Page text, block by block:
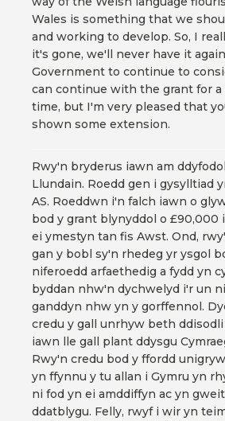
Wales is something that we
and working to develop. So, I
it's gone, we'll never have it
Government to continue to
can continue with the grant for
time, but I'm very pleased that
shown some extension.
Rwy'n bryderus iawn am
Llundain. Roedd gen i gysylltiad
AS. Roeddwn i'n falch iawn o
bod y grant blynyddol o £90,000
ei ymestyn tan fis Awst. Ond,
gan y bobl sy'n rhedeg yr ysgol
niferoedd arfaethedig a fydd yn
byddan nhw'n dychwelyd i'r un
ganddyn nhw yn y gorffennol.
credu y gall unrhyw beth ddisodli
iawn lle gall plant ddysgu
Rwy'n credu bod y ffordd
yn ffynnu y tu allan i Gymru yn
ni fod yn ei amddiffyn ac yn
ddatblygu. Felly, rwyf i wir yn